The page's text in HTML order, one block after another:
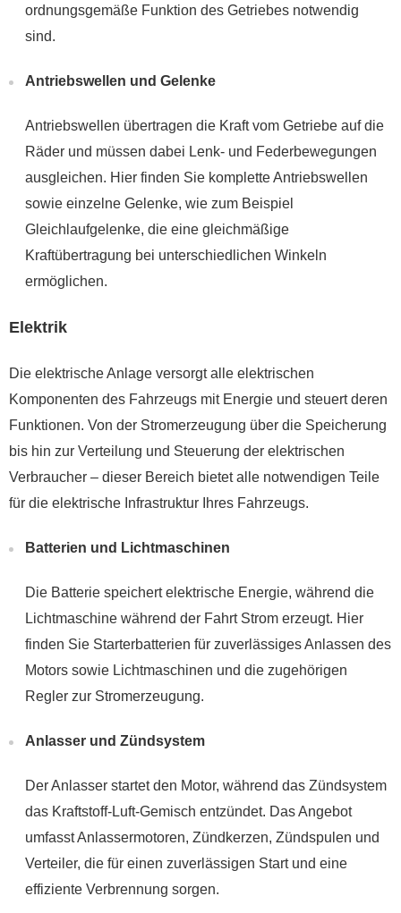
ordnungsgemäße Funktion des Getriebes notwendig
sind.
Antriebswellen und Gelenke
Antriebswellen übertragen die Kraft vom Getriebe auf die
Räder und müssen dabei Lenk- und Federbewegungen
ausgleichen. Hier finden Sie komplette Antriebswellen
sowie einzelne Gelenke, wie zum Beispiel
Gleichlaufgelenke, die eine gleichmäßige
Kraftübertragung bei unterschiedlichen Winkeln
ermöglichen.
Elektrik
Die elektrische Anlage versorgt alle elektrischen
Komponenten des Fahrzeugs mit Energie und steuert deren
Funktionen. Von der Stromerzeugung über die Speicherung
bis hin zur Verteilung und Steuerung der elektrischen
Verbraucher – dieser Bereich bietet alle notwendigen Teile
für die elektrische Infrastruktur Ihres Fahrzeugs.
Batterien und Lichtmaschinen
Die Batterie speichert elektrische Energie, während die
Lichtmaschine während der Fahrt Strom erzeugt. Hier
finden Sie Starterbatterien für zuverlässiges Anlassen des
Motors sowie Lichtmaschinen und die zugehörigen
Regler zur Stromerzeugung.
Anlasser und Zündsystem
Der Anlasser startet den Motor, während das Zündsystem
das Kraftstoff-Luft-Gemisch entzündet. Das Angebot
umfasst Anlassermotoren, Zündkerzen, Zündspulen und
Verteiler, die für einen zuverlässigen Start und eine
effiziente Verbrennung sorgen.